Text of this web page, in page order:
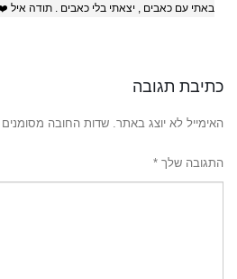
באתי עם כאבים , יצאתי בלי כאבים . תודה
כתיבת תגובה
האימייל לא יוצג באתר. שדות החובה מסומנים
התגובה שלך *